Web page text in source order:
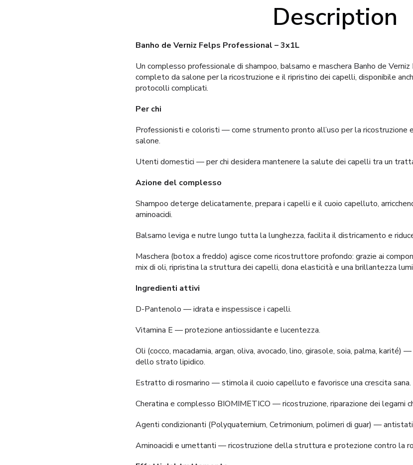
Description
Banho de Verniz Felps Professional – 3x1L
Un complesso professionale di shampoo, balsamo e maschera Banho de
completo da salone per la ricostruzione e il ripristino dei capelli, disponibile
protocolli complicati.
Per chi
Professionisti e coloristi — come strumento pronto all’uso per la ricostruzione
salone.
Utenti domestici — per chi desidera mantenere la salute dei capelli tra un
Azione del complesso
Shampoo deterge delicatamente, prepara i capelli e il cuoio capelluto,
aminoacidi.
Balsamo leviga e nutre lungo tutta la lunghezza, facilita il districamento e
Maschera (botox a freddo) agisce come ricostruttore profondo: grazie ai
mix di oli, ripristina la struttura dei capelli, dona elasticità e una brillantezza
Ingredienti attivi
D-Pantenolo — idrata e inspessisce i capelli.
Vitamina E — protezione antiossidante e lucentezza.
Oli (cocco, macadamia, argan, oliva, avocado, lino, girasole, soia, palma, karité)
dello strato lipidico.
Estratto di rosmarino — stimola il cuoio capelluto e favorisce una crescita sana.
Cheratina e complesso BIOMIMETICO — ricostruzione, riparazione dei legami
Agenti condizionanti (Polyquaternium, Cetrimonium, polimeri di guar) —
Aminoacidi e umettanti — ricostruzione della struttura e protezione contro la